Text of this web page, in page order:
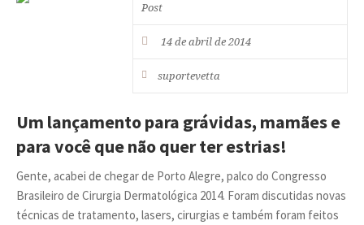
Post
14 de abril de 2014
suportevetta
Um lançamento para grávidas, mamães e
para você que não quer ter estrias!
Gente, acabei de chegar de Porto Alegre, palco do Congresso
Brasileiro de Cirurgia Dermatológica 2014. Foram discutidas novas
técnicas de tratamento, lasers, cirurgias e também foram feitos